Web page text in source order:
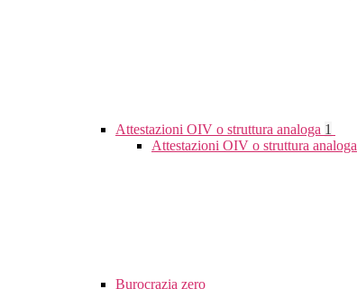
Attestazioni OIV o struttura analoga 1
Attestazioni OIV o struttura analoga
Burocrazia zero